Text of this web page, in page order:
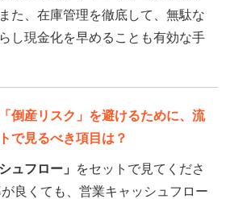
た、在庫管理を徹底して、無駄な
し現金化を早めることも有効な手
倒産リスク」を避けるために、流
で見るべき項目は？
ュフロー」
をセットで見てくださ
良くても、営業キャッシュフロー